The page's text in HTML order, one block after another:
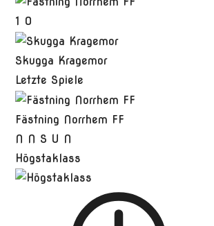
1 0
Skugga Kragemor
Letzte Spiele
Fästning Norrhem FF
N N S U N
Högstaklass